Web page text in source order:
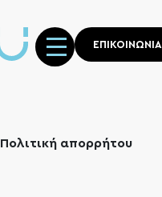
ΕΠΙΚΟΙΝΩΝΙΑ
Πολιτική απορρήτου